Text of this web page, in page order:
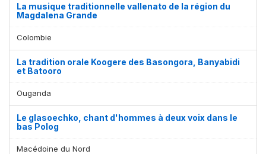
La musique traditionnelle vallenato de la région du
Magdalena Grande
Colombie
La tradition orale Koogere des Basongora, Banyabidi
et Batooro
Ouganda
Le glasoechko, chant d'hommes à deux voix dans le
bas Polog
Macédoine du Nord